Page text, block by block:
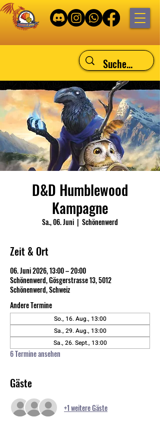
D&D Humblewood
Kampagne
Sa., 06. Juni
  |
Schönenwerd
Zeit & Ort
06. Juni 2026, 13:00 – 20:00
Schönenwerd, Gösgerstrasse 13, 5012
Schönenwerd, Schweiz
Andere Termine
So., 16. Aug., 13:00
Sa., 29. Aug., 13:00
Sa., 26. Sept., 13:00
6 Termine ansehen
Gäste
+1 weitere Gäste